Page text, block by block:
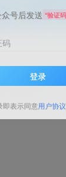
、封神榜、
装的过程，
号后发送 “验证
码
登录
即表示同意用户协议